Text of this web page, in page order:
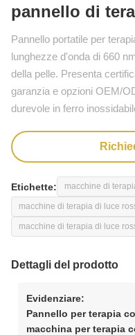
pannello di
Pannello portatile per
lunghezze d'onda di 660
della pelle. Presenta
garanzia e opzioni OEM/
durevole in ferro
Etichette: macchine di
macchine di terapia di luce
macchine di terapia di luce
Dettagli del prodotto
Evidenziare:
Pannello per terapia
macchina per terapia